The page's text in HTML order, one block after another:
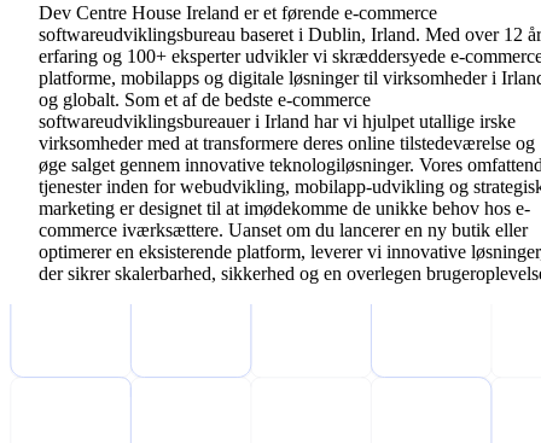
Dev Centre House Ireland er et førende e-commerce
softwareudviklingsbureau baseret i Dublin, Irland. Med over 12
erfaring og 100+ eksperter udvikler vi skræddersyede e-
platforme, mobilapps og digitale løsninger til virksomheder i
og globalt. Som et af de bedste e-commerce
softwareudviklingsbureauer i Irland har vi hjulpet utallige irske
virksomheder med at transformere deres online tilstedeværelse og
øge salget gennem innovative teknologiløsninger. Vores
tjenester inden for webudvikling, mobilapp-udvikling og
marketing er designet til at imødekomme de unikke behov hos e-
commerce iværksættere. Uanset om du lancerer en ny butik eller
optimerer en eksisterende platform, leverer vi innovative
der sikrer skalerbarhed, sikkerhed og en overlegen